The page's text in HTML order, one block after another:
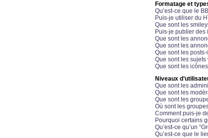
Formatage et
Qu’est-ce que le
Puis-je utiliser du
Que sont les
Puis-je publier des
Que sont les
Que sont les
Que sont les posts-
Que sont les
Que sont les
Niveaux
Que sont les
Que sont les
Que sont les
Où sont les
Comment puis-je
Pourquoi certains
Qu’est-ce qu’un
Qu’est-ce que le